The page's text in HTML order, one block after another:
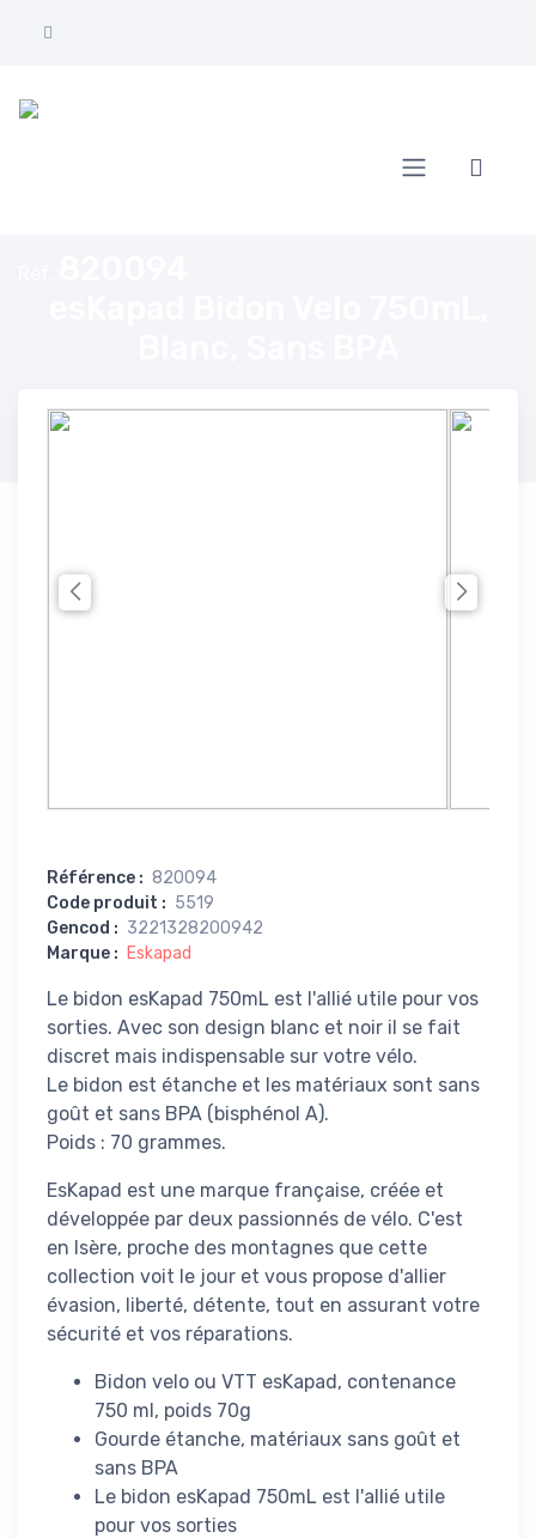
Référence : 820094
Code produit : 5519
Gencod : 3221328200942
Marque : Eskapad
Le bidon esKapad 750mL est l'allié utile pour vos
sorties. Avec son design blanc et noir il se fait
discret mais indispensable sur votre vélo.
Le bidon est étanche et les matériaux sont sans
goût et sans BPA (bisphénol A).
Poids : 70 grammes.
EsKapad est une marque française, créée et
développée par deux passionnés de vélo. C'est
en Isère, proche des montagnes que cette
collection voit le jour et vous propose d'allier
évasion, liberté, détente, tout en assurant votre
sécurité et vos réparations.
Bidon velo ou VTT esKapad, contenance
750 ml, poids 70g
Gourde étanche, matériaux sans goût et
sans BPA
Le bidon esKapad 750mL est l'allié utile
pour vos sorties